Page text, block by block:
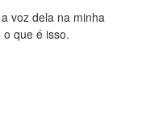
voz dela na minha
que é isso.